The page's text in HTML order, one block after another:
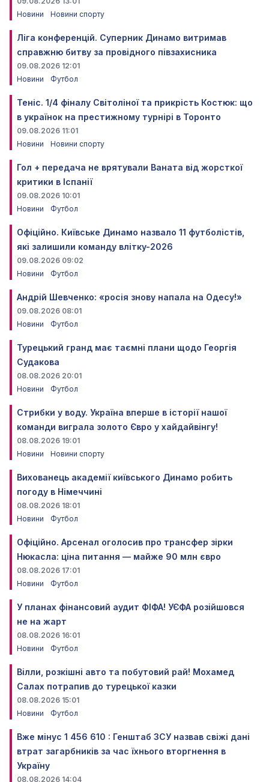
Новини
Новини спорту
Ліга конференцій. Суперник Динамо витримав
справжню битву за провідного півзахисника
09.08.2026 12:01
Новини
Футбол
Теніс. 1/4 фіналу Світоліної та прикрість Костюк: що
в українок на престижному турнірі в Торонто
09.08.2026 11:01
Новини
Новини спорту
Гол + передача не врятували Ваната від жорсткої
критики в Іспанії
09.08.2026 10:01
Новини
Футбол
Офіційно. Київське Динамо назвало 11 футболістів,
які залишили команду влітку-2026
09.08.2026 09:02
Новини
Футбол
Андрій Шевченко: «росія знову напала на Одесу!»
09.08.2026 08:01
Новини
Футбол
Турецький гранд має таємні плани щодо Георгія
Судакова
08.08.2026 20:01
Новини
Футбол
Стрибки у воду. Україна вперше в історії нашої
команди виграла золото Євро у хайдайвінгу!
08.08.2026 19:01
Новини
Новини спорту
Вихованець академії київського Динамо робить
погоду в Німеччині
08.08.2026 18:01
Новини
Футбол
Офіційно. Арсенал оголосив про трансфер зірки
Нюкасла: ціна питання — майже 90 млн євро
08.08.2026 17:01
Новини
Футбол
У планах фінансовий аудит ФІФА! УЄФА розійшовся
не на жарт
08.08.2026 16:01
Новини
Футбол
Вілли, розкішні авто та побутовий рай! Мохамед
Салах потрапив до турецької казки
08.08.2026 15:01
Новини
Футбол
Вже мінус 1 456 610 : Генштаб ЗСУ назвав свіжі дані
втрат загарбників за час їхнього вторгнення в
Україну
08.08.2026 14:04